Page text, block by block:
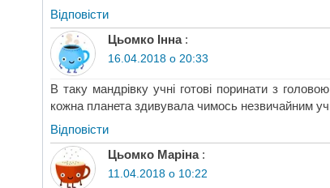
Відповіcти
Цьомко Інна :
16.04.2018 о 20:33
В таку мандрівку учні готові поринати з
кожна планета здивувала чимось незвичайним
Відповіcти
Цьомко Маріна :
11.04.2018 о 10:22